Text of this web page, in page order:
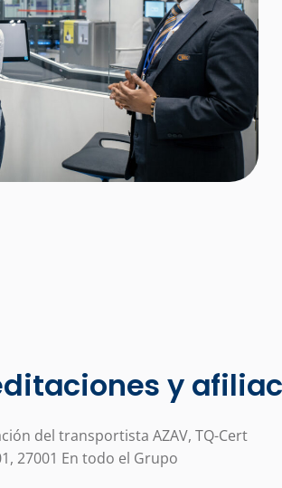
y
del transportista AZAV, TQ-Cert
27001 En todo el Grupo